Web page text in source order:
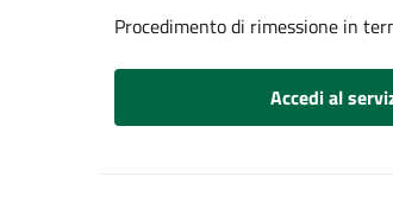
Procedimento di rimessione in
Accedi al